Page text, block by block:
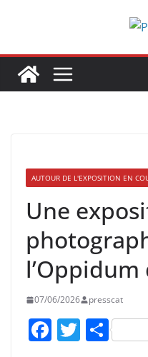
AUTOUR DE L'EXPOSITION EN
Une
l’Oppidum
07/06/2026 presscat
F T P